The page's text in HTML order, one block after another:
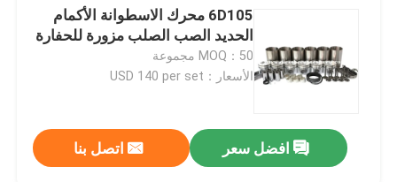
6D105 محرك الاسطوانة الأكمام
الحديد الصب الصلب مزورة للحفارة
MOQ：50 مجموعة
الأسعار：USD 140 per set
افضل سعر اتصل بنا